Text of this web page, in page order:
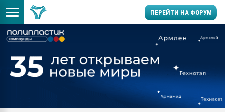
ПЕРЕЙТИ НА ФОРУМ
производство SPC
заводу пластмасс"